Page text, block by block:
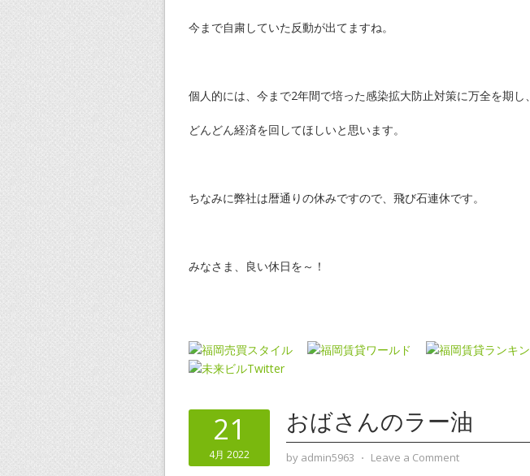
今まで自粛していた反動が出てますね。
個人的には、今まで2年間で培った感染拡大防止対策に万全を期し、
どんどん経済を回してほしいと思います。
ちなみに弊社は暦通りの休みですので、飛び石連休です。
みなさま、良い休日を～！
21
4月 2022
おばさんのラー油
by admin5963 ⋅ Leave a Comment